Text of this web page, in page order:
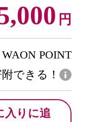
円
POINT
できる！
入りに追